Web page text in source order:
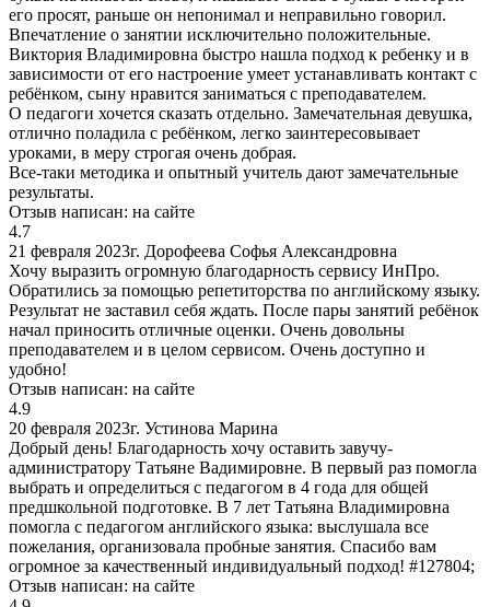
его просят, раньше он непонимал и неправильно говорил.
Впечатление о занятии исключительно положительные.
Виктория Владимировна быстро нашла подход к ребенку и в
зависимости от его настроение умеет устанавливать контакт с
ребёнком, сыну нравится заниматься с преподавателем.
О педагоги хочется сказать отдельно. Замечательная девушка,
отлично поладила с ребёнком, легко заинтересовывает
уроками, в меру строгая очень добрая.
Все-таки методика и опытный учитель дают замечательные
результаты.
Отзыв написан: на сайте
4.7
21 февраля 2023г. Дорофеева Софья Александровна
Хочу выразить огромную благодарность сервису ИнПро.
Обратились за помощью репетиторства по английскому языку.
Результат не заставил себя ждать. После пары занятий ребёнок
начал приносить отличные оценки. Очень довольны
преподавателем и в целом сервисом. Очень доступно и
удобно!
Отзыв написан: на сайте
4.9
20 февраля 2023г. Устинова Марина
Добрый день! Благодарность хочу оставить завучу-
администратору Татьяне Вадимировне. В первый раз помогла
выбрать и определиться с педагогом в 4 года для общей
предшкольной подготовке. В 7 лет Татьяна Владимировна
помогла с педагогом английского языка: выслушала все
пожелания, организовала пробные занятия. Спасибо вам
огромное за качественный индивидуальный подход! #127804;
Отзыв написан: на сайте